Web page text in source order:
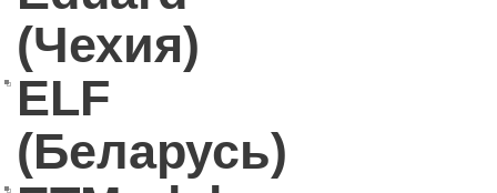
(Чехия)
ELF
(Беларусь)